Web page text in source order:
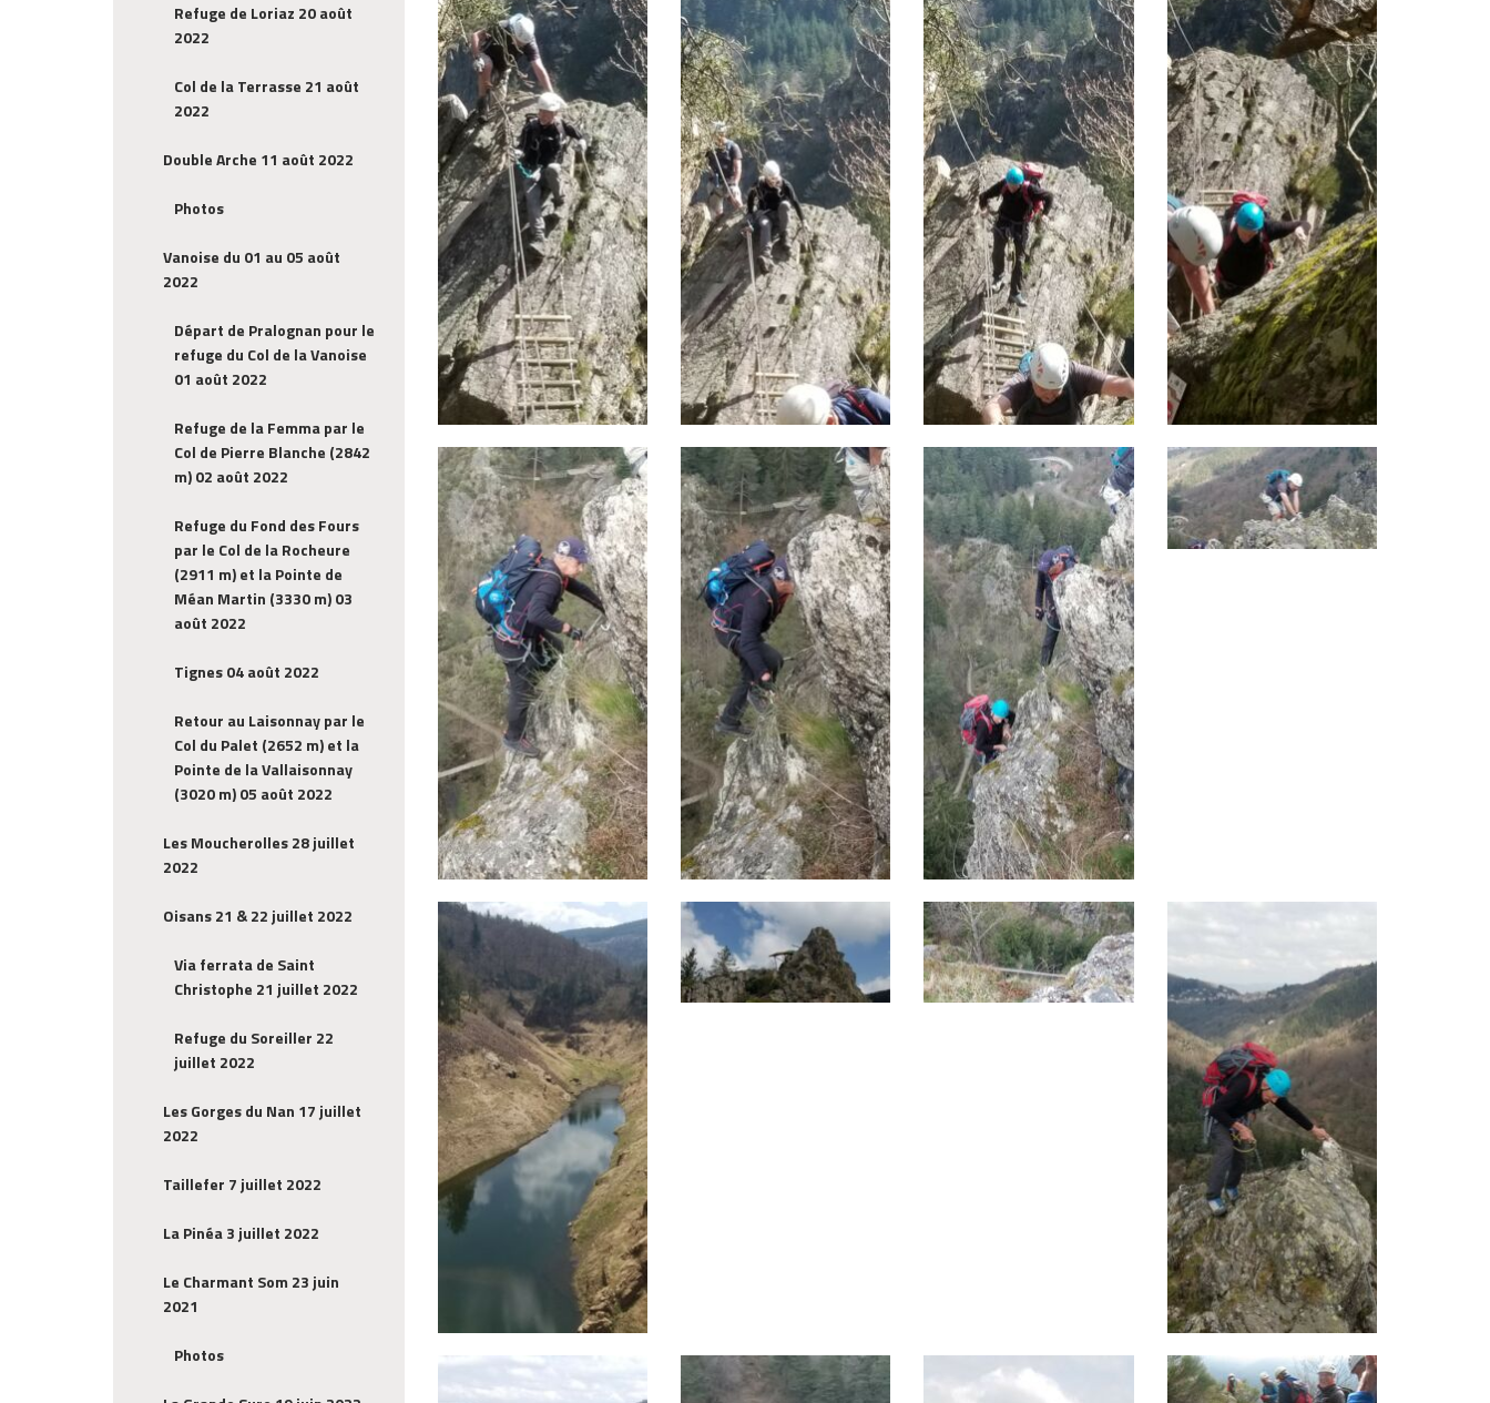
Refuge de Loriaz 20 août
2022
Col de la Terrasse 21 août
2022
Double Arche 11 août 2022
Photos
Vanoise du 01 au 05 août
2022
Départ de Pralognan pour le
refuge du Col de la Vanoise
01 août 2022
Refuge de la Femma par le
Col de Pierre Blanche (2842
m) 02 août 2022
Refuge du Fond des Fours
par le Col de la Rocheure
(2911 m) et la Pointe de
Méan Martin (3330 m) 03
août 2022
Tignes 04 août 2022
Retour au Laisonnay par le
Col du Palet (2652 m) et la
Pointe de la Vallaisonnay
(3020 m) 05 août 2022
Les Moucherolles 28 juillet
2022
Oisans 21 & 22 juillet 2022
Via ferrata de Saint
Christophe 21 juillet 2022
Refuge du Soreiller 22
juillet 2022
Les Gorges du Nan 17 juillet
2022
Taillefer 7 juillet 2022
La Pinéa 3 juillet 2022
Le Charmant Som 23 juin
2021
Photos